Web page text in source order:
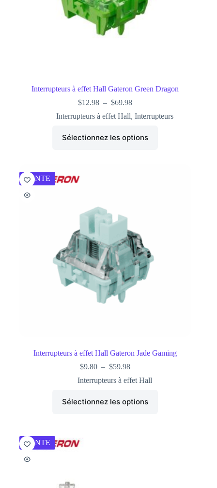
Interrupteurs à effet Hall Gateron Green Dragon
$12.98 – $69.98
Interrupteurs à effet Hall,Interrupteurs
Sélectionnez les options
VENTE
Interrupteurs à effet Hall Gateron Jade Gaming
$9.80 – $59.98
Interrupteurs à effet Hall
Sélectionnez les options
VENTE